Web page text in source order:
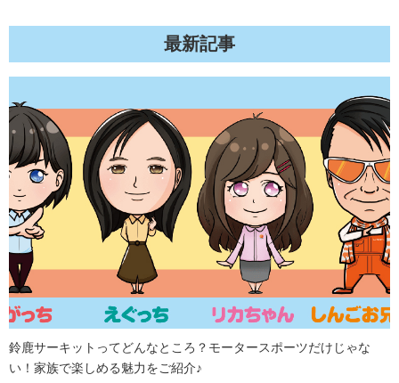
最新記事
鈴鹿サーキットってどんなところ？モータースポーツだけじゃな
い！家族で楽しめる魅力をご紹介♪